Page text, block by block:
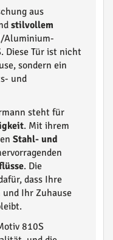
aus
stilvollem
Aluminium-
Diese Tür ist nicht
sondern ein
und
steht für
. Mit ihrem
Stahl- und
. Die
dass Ihre
und Ihr Zuhause
810S